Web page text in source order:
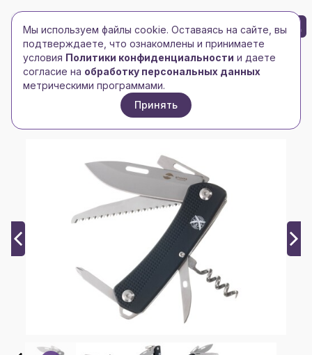
Toggle navigation
Toggle navigation
БРЕНД-ЛОГО 0
Главная/oasis/
Нож перочинный Stinger, 103 мм, 10 функций,
материал рукояти: АБС-пластик (черный)
Мы используем файлы cookie. Оставаясь на сайте, вы
подтверждаете, что ознакомлены и принимаете
условия Политики конфиденциальности и даете
согласие на обработку персональных данных
метрическими программами.
Принять